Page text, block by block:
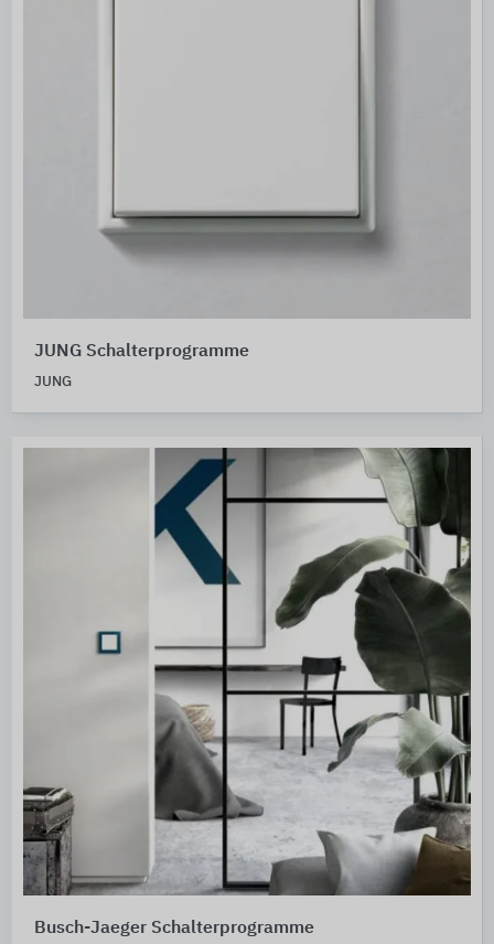
JUNG Schalterprogramme
JUNG
Busch-Jaeger Schalterprogramme